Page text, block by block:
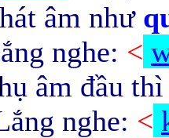
âm như
nghe: <
âm đầu
nghe: <